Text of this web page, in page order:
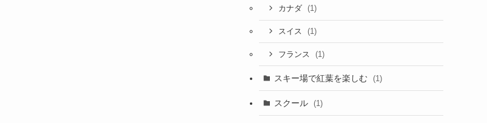
カナダ (1)
スイス (1)
フランス (1)
スキー場で紅葉を楽しむ (1)
スクール (1)